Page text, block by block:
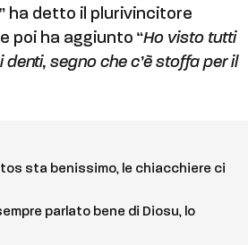
ha detto il plurivincitore
poi ha aggiunto “Ho visto tutti
segno che c’è stoffa per il
sta benissimo, le chiacchiere ci
parlato bene di Diosu, lo